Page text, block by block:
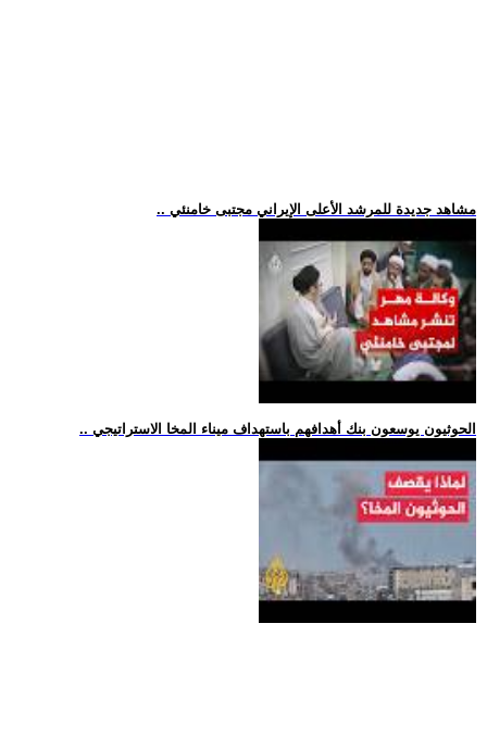
.. مشاهد جديدة للمرشد الأعلى الإيراني مجتبى خامنئي
.. الحوثيون يوسعون بنك أهدافهم باستهداف ميناء المخا الاستراتيجي